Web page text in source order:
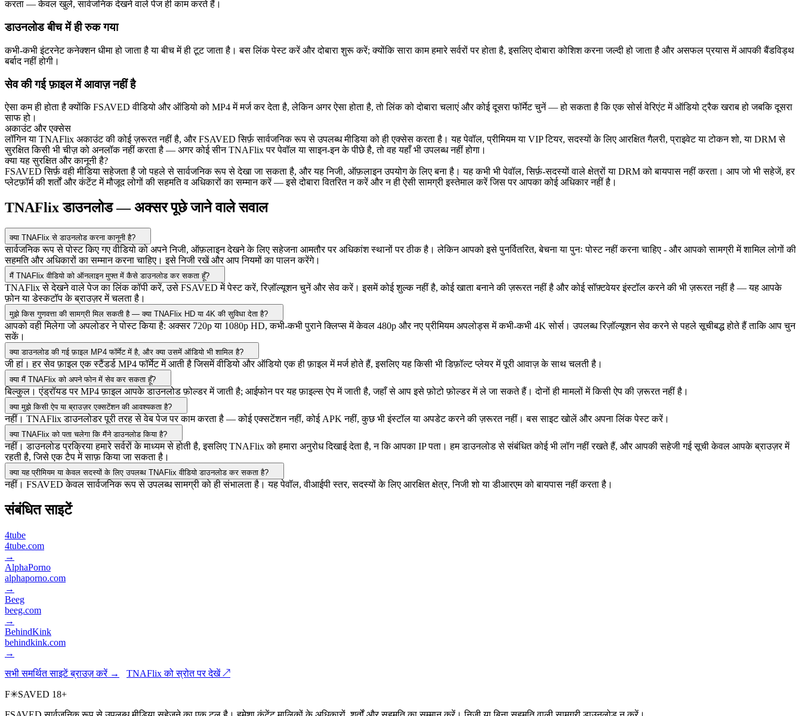
करता — केवल खुले, सार्वजनिक देखने वाले पेज ही काम करते हैं।
डाउनलोड बीच में ही रुक गया
कभी-कभी इंटरनेट कनेक्शन धीमा हो जाता है या बीच में ही टूट जाता है। बस लिंक पेस्ट करें और दोबारा शुरू करें; क्योंकि सारा काम हमारे सर्वरों पर होता है, इसलिए दोबारा कोशिश करना जल्दी हो जाता है और असफल प्रयास में आपकी बैंडविड्थ
बर्बाद नहीं होगी।
सेव की गई फ़ाइल में आवाज़ नहीं है
ऐसा कम ही होता है क्योंकि FSAVED वीडियो और ऑडियो को MP4 में मर्ज कर देता है, लेकिन अगर ऐसा होता है, तो लिंक को दोबारा चलाएं और कोई दूसरा फॉर्मेट चुनें — हो सकता है कि एक सोर्स वेरिएंट में ऑडियो ट्रैक खराब हो जबकि दूसरा
साफ हो।
अकाउंट और एक्सेस
लॉगिन या TNAFlix अकाउंट की कोई ज़रूरत नहीं है, और FSAVED सिर्फ़ सार्वजनिक रूप से उपलब्ध मीडिया को ही एक्सेस करता है। यह पेवॉल, प्रीमियम या VIP टियर, सदस्यों के लिए आरक्षित गैलरी, प्राइवेट या टोकन शो, या DRM से
सुरक्षित किसी भी चीज़ को अनलॉक नहीं करता है — अगर कोई सीन TNAFlix पर पेवॉल या साइन-इन के पीछे है, तो वह यहाँ भी उपलब्ध नहीं होगा।
क्या यह सुरक्षित और कानूनी है?
FSAVED सिर्फ़ वही मीडिया सहेजता है जो पहले से सार्वजनिक रूप से देखा जा सकता है, और यह निजी, ऑफ़लाइन उपयोग के लिए बना है। यह कभी भी पेवॉल, सिर्फ़-सदस्यों वाले क्षेत्रों या DRM को बायपास नहीं करता। आप जो भी सहेजें, हर
प्लेटफ़ॉर्म की शर्तों और कंटेंट में मौजूद लोगों की सहमति व अधिकारों का सम्मान करें — इसे दोबारा वितरित न करें और न ही ऐसी सामग्री इस्तेमाल करें जिस पर आपका कोई अधिकार नहीं है।
TNAFlix डाउनलोड — अक्सर पूछे जाने वाले सवाल
क्या TNAFlix से डाउनलोड करना कानूनी है?
सार्वजनिक रूप से पोस्ट किए गए वीडियो को अपने निजी, ऑफ़लाइन देखने के लिए सहेजना आमतौर पर अधिकांश स्थानों पर ठीक है। लेकिन आपको इसे पुनर्वितरित, बेचना या पुनः पोस्ट नहीं करना चाहिए - और आपको सामग्री में शामिल लोगों की
सहमति और अधिकारों का सम्मान करना चाहिए। इसे निजी रखें और आप नियमों का पालन करेंगे।
मैं TNAFlix वीडियो को ऑनलाइन मुफ्त में कैसे डाउनलोड कर सकता हूँ?
TNAFlix से देखने वाले पेज का लिंक कॉपी करें, उसे FSAVED में पेस्ट करें, रिज़ॉल्यूशन चुनें और सेव करें। इसमें कोई शुल्क नहीं है, कोई खाता बनाने की ज़रूरत नहीं है और कोई सॉफ़्टवेयर इंस्टॉल करने की भी ज़रूरत नहीं है — यह आपके
फ़ोन या डेस्कटॉप के ब्राउज़र में चलता है।
मुझे किस गुणवत्ता की सामग्री मिल सकती है — क्या TNAFlix HD या 4K की सुविधा देता है?
आपको वही मिलेगा जो अपलोडर ने पोस्ट किया है: अक्सर 720p या 1080p HD, कभी-कभी पुराने क्लिप्स में केवल 480p और नए प्रीमियम अपलोड्स में कभी-कभी 4K सोर्स। उपलब्ध रिज़ॉल्यूशन सेव करने से पहले सूचीबद्ध होते हैं ताकि आप चुन
सकें।
क्या डाउनलोड की गई फ़ाइल MP4 फॉर्मेट में है, और क्या उसमें ऑडियो भी शामिल है?
जी हां। हर सेव फ़ाइल एक स्टैंडर्ड MP4 फॉर्मेट में आती है जिसमें वीडियो और ऑडियो एक ही फ़ाइल में मर्ज होते हैं, इसलिए यह किसी भी डिफ़ॉल्ट प्लेयर में पूरी आवाज़ के साथ चलती है।
क्या मैं TNAFlix को अपने फोन में सेव कर सकता हूँ?
बिल्कुल। एंड्रॉयड पर MP4 फ़ाइल आपके डाउनलोड फ़ोल्डर में जाती है; आईफोन पर यह फ़ाइल्स ऐप में जाती है, जहाँ से आप इसे फ़ोटो फ़ोल्डर में ले जा सकते हैं। दोनों ही मामलों में किसी ऐप की ज़रूरत नहीं है।
क्या मुझे किसी ऐप या ब्राउज़र एक्सटेंशन की आवश्यकता है?
नहीं। TNAFlix डाउनलोडर पूरी तरह से वेब पेज पर काम करता है — कोई एक्सटेंशन नहीं, कोई APK नहीं, कुछ भी इंस्टॉल या अपडेट करने की ज़रूरत नहीं। बस साइट खोलें और अपना लिंक पेस्ट करें।
क्या TNAFlix को पता चलेगा कि मैंने डाउनलोड किया है?
नहीं। डाउनलोड प्रक्रिया हमारे सर्वरों के माध्यम से होती है, इसलिए TNAFlix को हमारा अनुरोध दिखाई देता है, न कि आपका IP पता। हम डाउनलोड से संबंधित कोई भी लॉग नहीं रखते हैं, और आपकी सहेजी गई सूची केवल आपके ब्राउज़र में
रहती है, जिसे एक टैप में साफ़ किया जा सकता है।
क्या यह प्रीमियम या केवल सदस्यों के लिए उपलब्ध TNAFlix वीडियो डाउनलोड कर सकता है?
नहीं। FSAVED केवल सार्वजनिक रूप से उपलब्ध सामग्री को ही संभालता है। यह पेवॉल, वीआईपी स्तर, सदस्यों के लिए आरक्षित क्षेत्र, निजी शो या डीआरएम को बायपास नहीं करता है।
संबंधित साइटें
4tube
4tube.com
→
AlphaPorno
alphaporno.com
→
Beeg
beeg.com
→
BehindKink
behindkink.com
→
सभी समर्थित साइटें ब्राउज़ करें →
TNAFlix को स्रोत पर देखें ↗
F✳SAVED 18+